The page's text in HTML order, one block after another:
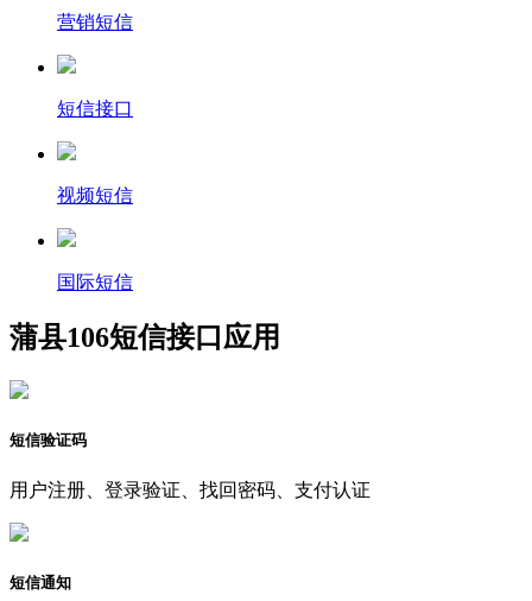
营销短信
短信接口
视频短信
国际短信
蒲县106短信接口应用
短信验证码
用户注册、登录验证、找回密码、支付认证
短信通知